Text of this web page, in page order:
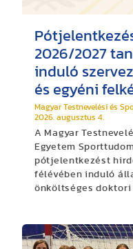
2026/2027
induló
és egyéni
Magyar Testnevelési és
2026. augusztus 4.
A Magyar
Egyetem
pótjelentkezést
félévében induló
önköltséges doktori